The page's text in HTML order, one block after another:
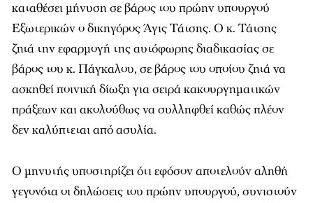
καταθέσει μήνυση σε βάρος του πρώην υπουργού
Εξωτερικών ο δικηγόρος Άγις Τάτσης. Ο κ. Τάτσης
ζητά την εφαρμογή της αυτόφωρης διαδικασίας σε
βάρος του κ. Πάγκαλου, σε βάρος του οποίου ζητά να
ασκηθεί ποινική δίωξη για σειρά κακουργηματικών
πράξεων και ακολούθως να συλληφθεί καθώς πλέον
δεν καλύπτεται από ασυλία.
Ο μηνυτής υποστηρίζει ότι εφόσον αποτελούν αληθή
γεγονότα οι δηλώσεις του πρώην υπουργού, συνιστούν